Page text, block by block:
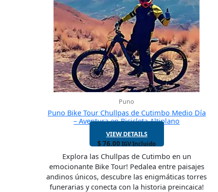
Puno
Puno Bike Tour Chullpas de Cutimbo Medio Día
– Aventura en Bicicleta Altiplano
VIEW DETAILS
$ 76.00 IGV Incluido
Explora las Chullpas de Cutimbo en un
emocionante Bike Tour! Pedalea entre paisajes
andinos únicos, descubre las enigmáticas torres
funerarias y conecta con la historia preincaica!